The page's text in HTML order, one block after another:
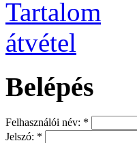
Belépés
Felhasználói név: *
Jelszó: *